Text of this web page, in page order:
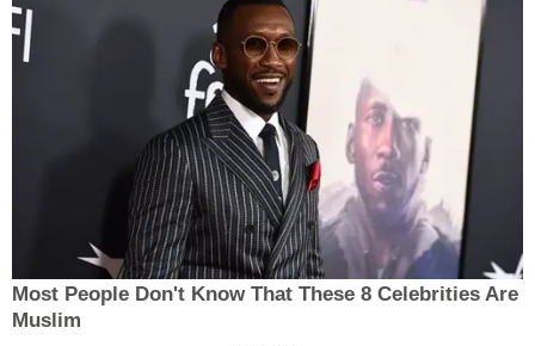
Most People Don't Know That These 8 Celebrities Are
Muslim